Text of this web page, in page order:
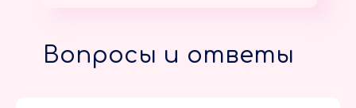
Вопросы и ответы